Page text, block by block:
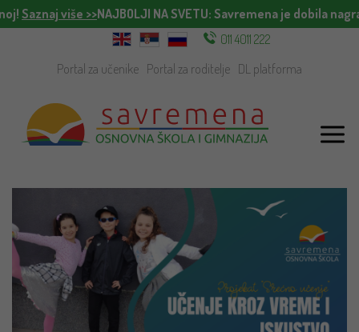
Saznaj više >>NAJBOLJI NA SVETU: Savremena je dobila
011 4011 222
Portal za učenike Portal za roditelje DL platforma